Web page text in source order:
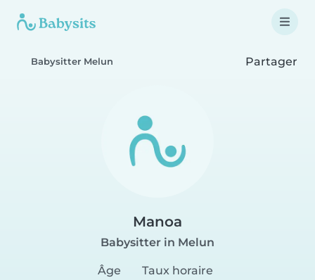
Babysitter Melun Partager
Manoa
Babysitter in Melun
Âge
Taux horaire